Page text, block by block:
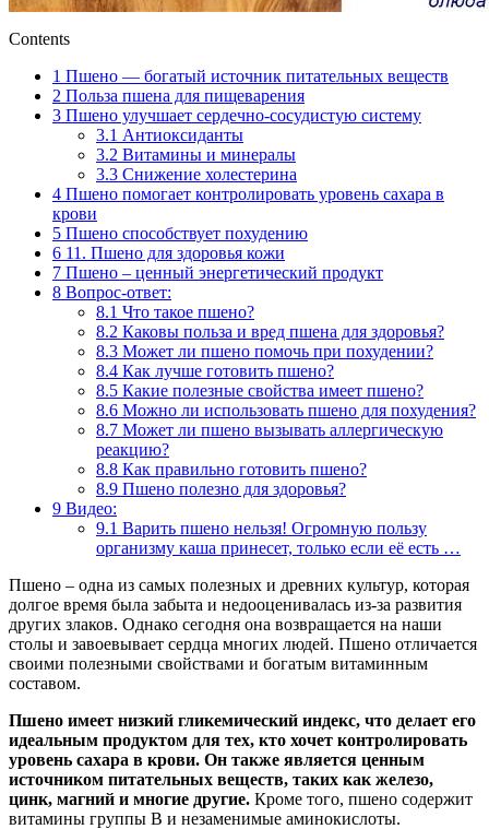
Contents
1 Пшено — богатый источник питательных веществ
2 Польза пшена для пищеварения
3 Пшено улучшает сердечно-сосудистую систему
3.1 Антиоксиданты
3.2 Витамины и минералы
3.3 Снижение холестерина
4 Пшено помогает контролировать уровень сахара в
крови
5 Пшено способствует похудению
6 11. Пшено для здоровья кожи
7 Пшено – ценный энергетический продукт
8 Вопрос-ответ:
8.1 Что такое пшено?
8.2 Каковы польза и вред пшена для здоровья?
8.3 Может ли пшено помочь при похудении?
8.4 Как лучше готовить пшено?
8.5 Какие полезные свойства имеет пшено?
8.6 Можно ли использовать пшено для похудения?
8.7 Может ли пшено вызывать аллергическую
реакцию?
8.8 Как правильно готовить пшено?
8.9 Пшено полезно для здоровья?
9 Видео:
9.1 Варить пшено нельзя! Огромную пользу
организму каша принесет, только если её есть …
Пшено – одна из самых полезных и древних культур, которая
долгое время была забыта и недооценивалась из-за развития
других злаков. Однако сегодня она возвращается на наши
столы и завоевывает сердца многих людей. Пшено отличается
своими полезными свойствами и богатым витаминным
составом.
Пшено имеет низкий гликемический индекс, что делает его
идеальным продуктом для тех, кто хочет контролировать
уровень сахара в крови. Он также является ценным
источником питательных веществ, таких как железо,
цинк, магний и многие другие. Кроме того, пшено содержит
витамины группы В и незаменимые аминокислоты.